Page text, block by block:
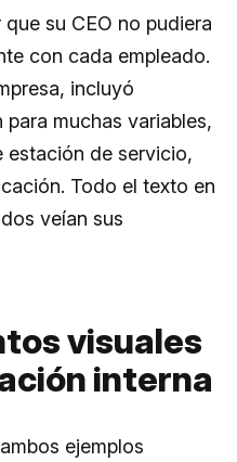
su CEO no pudiera
con cada empleado.
incluyó
muchas variables,
estación de servicio,
Todo el texto en
veían sus
visuales
interna
ejemplos